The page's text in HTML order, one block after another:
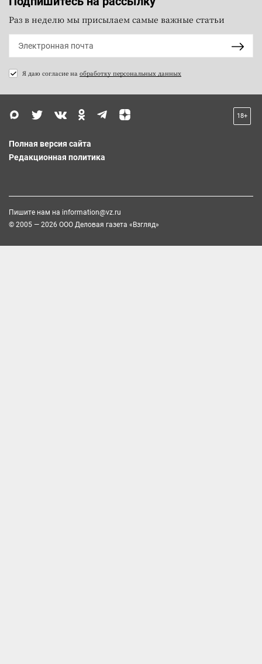
Раз в неделю мы присылаем самые важные статьи
Я даю согласие на обработку персональных данных
18+
Полная версия сайта
Редакционная политика
Пишите нам на information@vz.ru
© 2005 — 2026 ООО Деловая газета «Взгляд»